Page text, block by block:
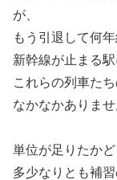
が、
もう引退して何
新幹線が止まる
これらの列車た
なかなかありま
単位が足りたかど
多少なりとも補